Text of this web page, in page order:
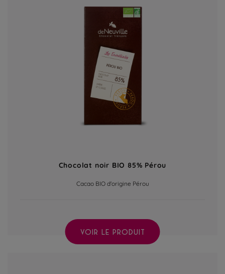
Chocolat noir BIO 85% Pérou
Cacao BIO d'origine Pérou
VOIR LE PRODUIT